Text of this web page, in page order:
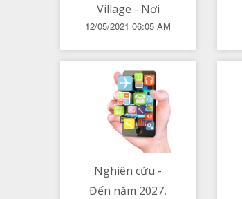
Village - Nơi
tổng hòa di sản
của cả series
game kinh dị
Nhật Bản
12/05/2021 06:05 AM
Nghiên cứu -
Đến năm 2027,